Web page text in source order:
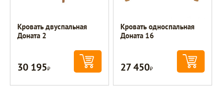
Кровать двуспальная
Доната 2
30 195Р
Кровать односпальная
Доната 16
27 450Р